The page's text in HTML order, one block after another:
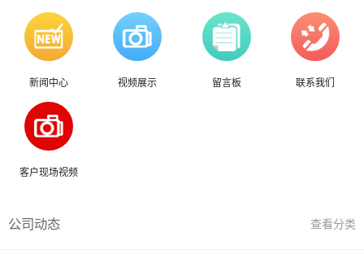
新闻中心 视频展示 留言板 联系我们
客户现场视频
公司动态 查看分类